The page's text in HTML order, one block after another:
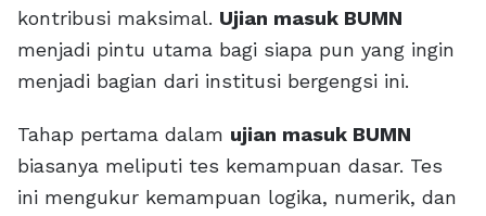
kontribusi maksimal. Ujian masuk BUMN
menjadi pintu utama bagi siapa pun yang ingin
menjadi bagian dari institusi bergengsi ini.
Tahap pertama dalam ujian masuk BUMN
biasanya meliputi tes kemampuan dasar. Tes
ini mengukur kemampuan logika, numerik, dan